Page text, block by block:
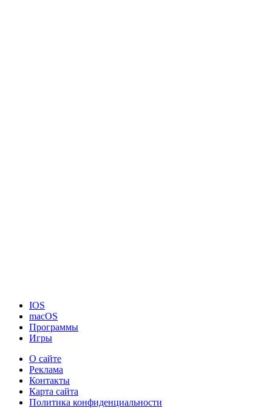
IOS
macOS
Программы
Игры
О сайте
Реклама
Контакты
Карта сайта
Политика конфиденциальности